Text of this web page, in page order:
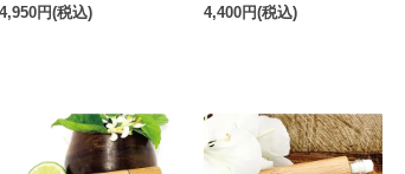
4,950円(税込) 4,400円(税込)